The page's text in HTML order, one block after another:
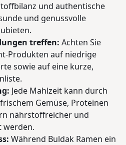
und authentische
und genussvolle
treffen: Achten Sie
Produkten auf niedrige
sowie auf eine kurze,
Jede Mahlzeit kann durch
Gemüse, Proteinen
nährstoffreicher und
werden.
Während Buldak Ramen ein